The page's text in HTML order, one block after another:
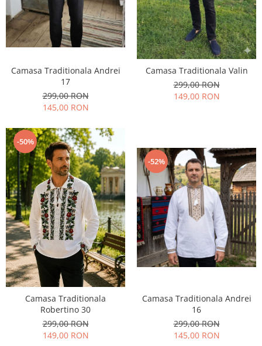
Camasa Traditionala Andrei
17
299,00 RON
145,00 RON
Camasa Traditionala Valin
299,00 RON
149,00 RON
-50%
Camasa Traditionala
Robertino 30
299,00 RON
149,00 RON
-52%
Camasa Traditionala Andrei
16
299,00 RON
145,00 RON